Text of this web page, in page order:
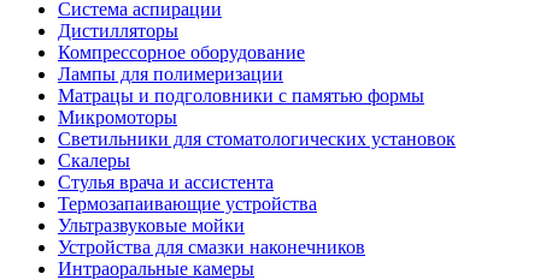
Система аспирации
Дистилляторы
Компрессорное оборудование
Лампы для полимеризации
Матрацы и подголовники с памятью формы
Микромоторы
Светильники для стоматологических установок
Скалеры
Стулья врача и ассистента
Термозапаивающие устройства
Ультразвуковые мойки
Устройства для смазки наконечников
Интраоральные камеры